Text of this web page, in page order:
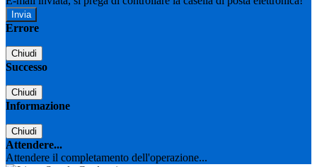
Errore
Chiudi
Successo
Chiudi
Informazione
Chiudi
Attendere...
Attendere il completamento dell'operazione...